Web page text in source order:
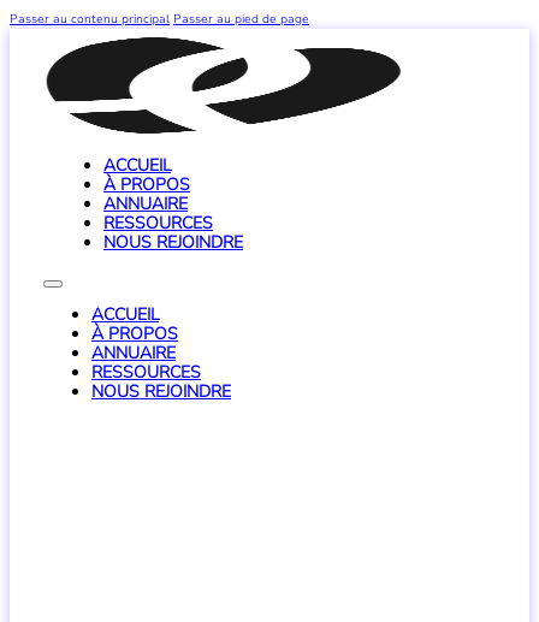
Passer au contenu principal Passer au pied de page
ACCUEIL
À PROPOS
ANNUAIRE
RESSOURCES
NOUS REJOINDRE
ACCUEIL
À PROPOS
ANNUAIRE
RESSOURCES
NOUS REJOINDRE